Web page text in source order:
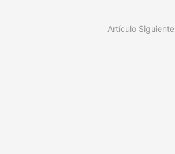
Artículo Siguiente